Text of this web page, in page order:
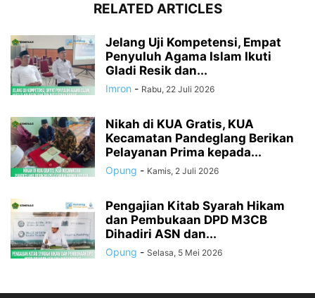
RELATED ARTICLES
Jelang Uji Kompetensi, Empat
Penyuluh Agama Islam Ikuti
Gladi Resik dan...
Imron - Rabu, 22 Juli 2026
Nikah di KUA Gratis, KUA
Kecamatan Pandeglang Berikan
Pelayanan Prima kepada...
Opung - Kamis, 2 Juli 2026
Pengajian Kitab Syarah Hikam
dan Pembukaan DPD M3CB
Dihadiri ASN dan...
Opung - Selasa, 5 Mei 2026